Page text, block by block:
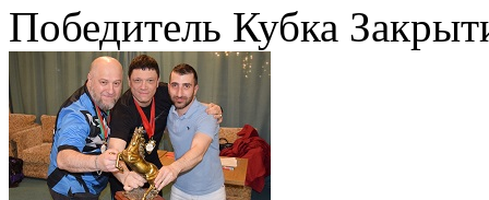
Победитель Кубка